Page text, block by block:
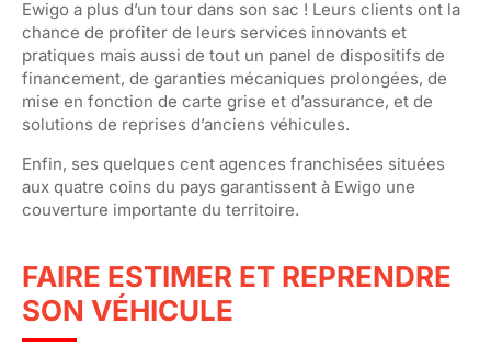
Ewigo a plus d’un tour dans son sac ! Leurs clients ont la
chance de profiter de leurs services innovants et
pratiques mais aussi de tout un panel de dispositifs de
financement, de garanties mécaniques prolongées, de
mise en fonction de carte grise et d’assurance, et de
solutions de reprises d’anciens véhicules.
Enfin, ses quelques cent agences franchisées situées
aux quatre coins du pays garantissent à Ewigo une
couverture importante du territoire.
FAIRE ESTIMER ET REPRENDRE
SON VÉHICULE